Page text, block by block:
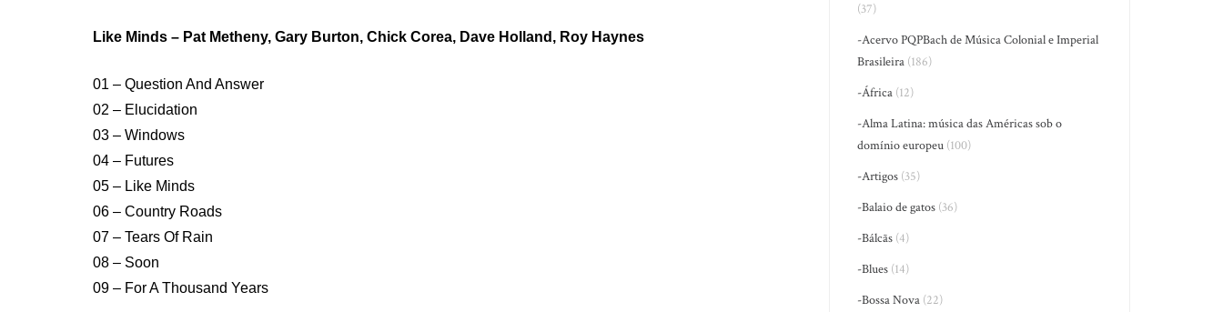
Like Minds – Pat Metheny, Gary Burton, Chick Corea, Dave Holland, Roy Haynes
01 – Question And Answer
02 – Elucidation
03 – Windows
04 – Futures
05 – Like Minds
06 – Country Roads
07 – Tears Of Rain
08 – Soon
09 – For A Thousand Years
(37)
-Acervo PQPBach de Música Colonial e Imperial
Brasileira (186)
-África (12)
-Alma Latina: música das Américas sob o
domínio europeu (100)
-Artigos (35)
-Balaio de gatos (36)
-Bálcãs (4)
-Blues (14)
-Bossa Nova (22)